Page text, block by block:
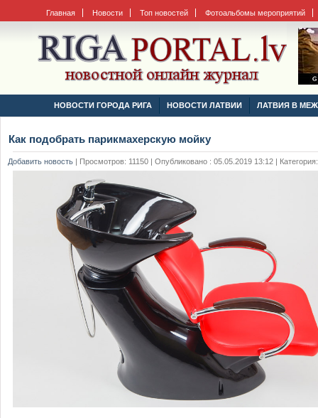
Главная Новости Топ новостей Фотоальбомы мероприятий
НОВОСТИ ГОРОДА РИГА НОВОСТИ ЛАТВИИ ЛАТВИЯ В
Как подобрать парикмахерскую мойку
Добавить новость | Просмотров: 11150 | Опубликовано : 05.05.2019 13:12 | Категория: